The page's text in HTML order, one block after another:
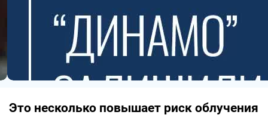
Это несколько повышает риск облучения